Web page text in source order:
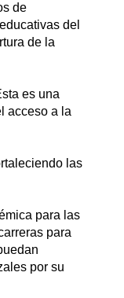
de
del
de la
es una
acceso a la
las
para las
para
por su